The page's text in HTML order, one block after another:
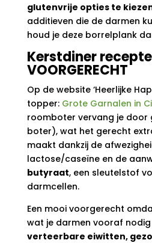
glutenvrije opties te
additieven die de darmen
houd je deze borrelplank
Kerstdiner
VOORGERECHT
Op de website ‘Heerlijke
topper: Grote Garnalen in
roomboter vervang je door
boter), wat het gerecht
maakt dankzij de
lactose/caseïne en de
butyraat, een sleutelstof
darmcellen.
Een mooi voorgerecht
wat je darmen vooraf
verteerbare eiwitten,